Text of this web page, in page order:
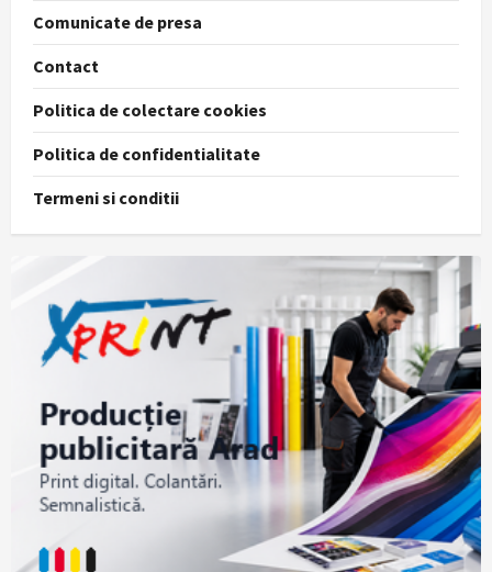
Comunicate de presa
Contact
Politica de colectare cookies
Politica de confidentialitate
Termeni si conditii